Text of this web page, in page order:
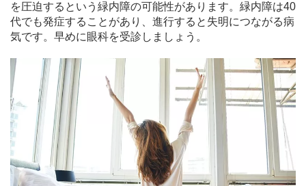
を圧迫するという緑内障の可能性があります。緑内障は40
代でも発症することがあり、進行すると失明につながる病
気です。早めに眼科を受診しましょう。